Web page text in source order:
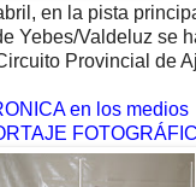
en la pista
Yebes/Valdeluz se
Provincial de
en los medios